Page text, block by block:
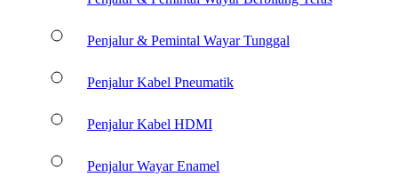
Penjalur & Pemintal Wayar Tunggal
Penjalur Kabel Pneumatik
Penjalur Kabel HDMI
Penjalur Wayar Enamel